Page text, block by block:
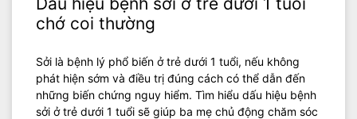
chớ coi thường
Sởi là bệnh lý phổ biến ở trẻ dưới 1 tuổi, nếu không
phát hiện sớm và điều trị đúng cách có thể dẫn đến
những biến chứng nguy hiểm. Tìm hiểu dấu hiệu bệnh
sởi ở trẻ dưới 1 tuổi sẽ giúp ba mẹ chủ động chăm sóc